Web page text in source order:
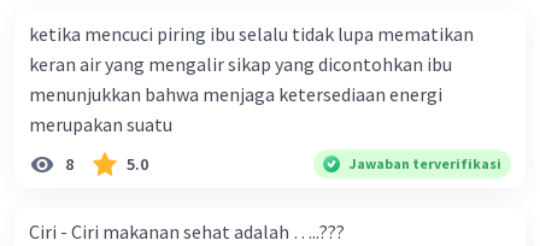
ketika mencuci piring ibu selalu tidak lupa mematikan
keran air yang mengalir sikap yang dicontohkan ibu
menunjukkan bahwa menjaga ketersediaan energi
merupakan suatu
8 5.0 Jawaban terverifikasi
Ciri - Ciri makanan sehat adalah …..???